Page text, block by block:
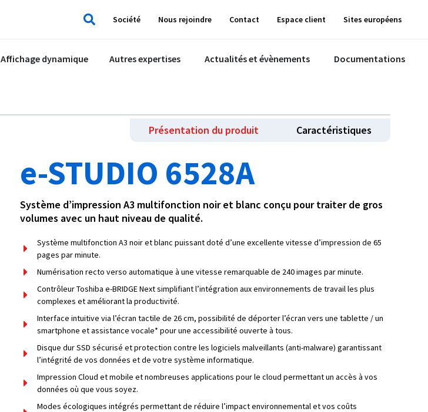
Société Nous rejoindre Contact Espace client Sites européens
Affichage dynamique Autres expertises Actualités et évènements Documentations
Présentation du produit Caractéristiques
e-STUDIO 6528A
Système d’impression A3 multifonction noir et blanc conçu pour traiter de gros
volumes avec un haut niveau de qualité.
Système multifonction A3 noir et blanc puissant doté d’une excellente vitesse d’impression de 65
pages par minute.
Numérisation recto verso automatique à une vitesse remarquable de 240 images par minute.
Contrôleur Toshiba e-BRIDGE Next simplifiant l’intégration aux environnements de travail les plus
complexes et améliorant la productivité.
Interface intuitive via l’écran tactile de 26 cm, possibilité de déporter l’écran vers une tablette / un
smartphone et assistance vocale* pour une accessibilité ouverte à tous.
Disque dur SSD sécurisé et protection contre les logiciels malveillants (anti-malware) garantissant
l’intégrité de vos données et de votre système informatique.
Impression Cloud et mobile et nombreuses applications pour le cloud permettant un accès à vos
données où que vous soyez.
Modes écologiques intégrés permettant de réduire l’impact environnemental et vos coûts